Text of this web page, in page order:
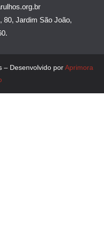
80, Jardim São João,
– Desenvolvido porAprimora